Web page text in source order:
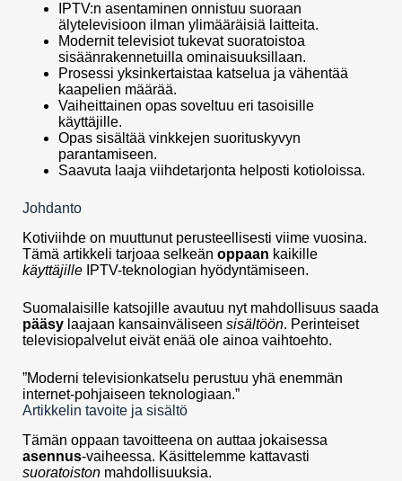
IPTV:n asentaminen onnistuu suoraan
älytelevisioon ilman ylimääräisiä laitteita.
Modernit televisiot tukevat suoratoistoa
sisäänrakennetuilla ominaisuuksillaan.
Prosessi yksinkertaistaa katselua ja vähentää
kaapelien määrää.
Vaiheittainen opas soveltuu eri tasoisille
käyttäjille.
Opas sisältää vinkkejen suorituskyvyn
parantamiseen.
Saavuta laaja viihdetarjonta helposti kotioloissa.
Johdanto
Kotiviihde on muuttunut perusteellisesti viime vuosina.
Tämä artikkeli tarjoaa selkeän oppaan kaikille
käyttäjille IPTV-teknologian hyödyntämiseen.
Suomalaisille katsojille avautuu nyt mahdollisuus saada
pääsy laajaan kansainväliseen sisältöön. Perinteiset
televisiopalvelut eivät enää ole ainoa vaihtoehto.
”Moderni televisionkatselu perustuu yhä enemmän
internet-pohjaiseen teknologiaan.”
Artikkelin tavoite ja sisältö
Tämän oppaan tavoitteena on auttaa jokaisessa
asennus-vaiheessa. Käsittelemme kattavasti
suoratoiston mahdollisuuksia.